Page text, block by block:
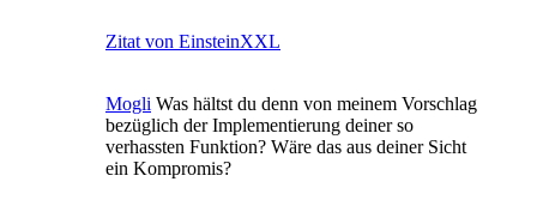
Zitat von EinsteinXXL
Mogli Was hältst du denn von meinem Vorschlag
bezüglich der Implementierung deiner so
verhassten Funktion? Wäre das aus deiner Sicht
ein Kompromis?